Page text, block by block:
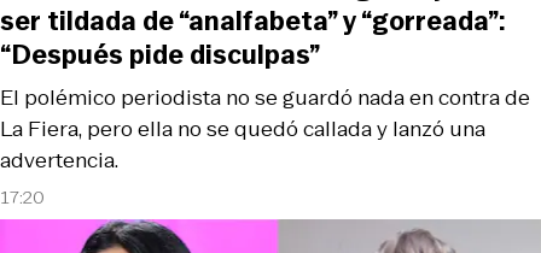
17:20
El polémico periodista no se guardó nada en contra de
La Fiera, pero ella no se quedó callada y lanzó una
advertencia.
ser tildada de “analfabeta” y “gorreada”:
“Después pide disculpas”